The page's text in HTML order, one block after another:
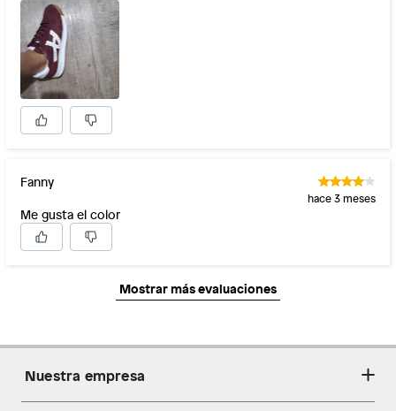
Fanny
hace 3 meses
Me gusta el color
Mostrar más evaluaciones
Nuestra empresa